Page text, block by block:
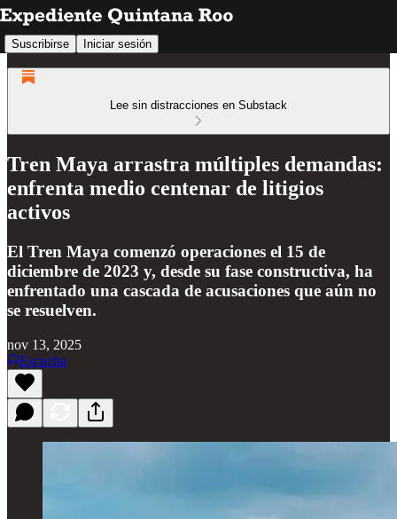
Suscribirse Iniciar sesión
Lee sin distracciones en Substack
Tren Maya arrastra múltiples demandas:
enfrenta medio centenar de litigios
activos
El Tren Maya comenzó operaciones el 15 de
diciembre de 2023 y, desde su fase constructiva, ha
enfrentado una cascada de acusaciones que aún no
se resuelven.
nov 13, 2025
Escucha